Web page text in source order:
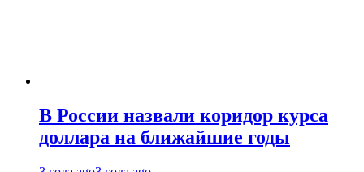
В России назвали коридор курса
доллара на ближайшие годы